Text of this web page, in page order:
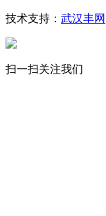
技术支持： 武汉丰网
扫一扫关注我们